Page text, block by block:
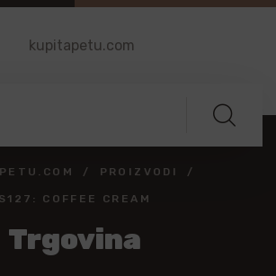
PROIZVODI
S127: COFFEE CREAM
Trgovina